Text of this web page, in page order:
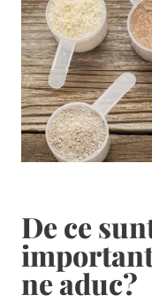
De ce
ne aduc?